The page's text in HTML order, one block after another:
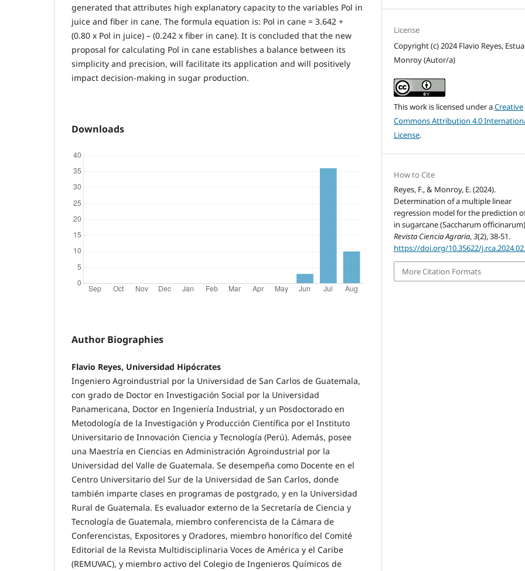
generated that attributes high explanatory capacity to the variables Pol in
juice and fiber in cane. The formula equation is: Pol in cane = 3.642 +
(0.80 x Pol in juice) – (0.242 x fiber in cane). It is concluded that the new
proposal for calculating Pol in cane establishes a balance between its
simplicity and precision, will facilitate its application and will positively
impact decision-making in sugar production.
Downloads
Author Biographies
Flavio Reyes, Universidad Hipócrates
Ingeniero Agroindustrial por la Universidad de San Carlos de Guatemala,
con grado de Doctor en Investigación Social por la Universidad
Panamericana, Doctor en Ingeniería Industrial, y un Posdoctorado en
Metodología de la Investigación y Producción Científica por el Instituto
Universitario de Innovación Ciencia y Tecnología (Perú). Además, posee
una Maestría en Ciencias en Administración Agroindustrial por la
Universidad del Valle de Guatemala. Se desempeña como Docente en el
Centro Universitario del Sur de la Universidad de San Carlos, donde
también imparte clases en programas de postgrado, y en la Universidad
Rural de Guatemala. Es evaluador externo de la Secretaría de Ciencia y
Tecnología de Guatemala, miembro conferencista de la Cámara de
Conferencistas, Expositores y Oradores, miembro honorífico del Comité
Editorial de la Revista Multidisciplinaria Voces de América y el Caribe
(REMUVAC), y miembro activo del Colegio de Ingenieros Químicos de
License
Copyright (c) 2024 Flavio Reyes,
Monroy (Autor/a)
This work is licensed under aCreative
Commons Attribution 4.0
License.
How to Cite
Reyes, F., & Monroy, E. (2024).
Determination of a multiple linear
regression model for the prediction
in sugarcane (Saccharum
Revista Ciencia Agraria,3(2), 38-51.
https://doi.org/10.35622/
More Citation Formats